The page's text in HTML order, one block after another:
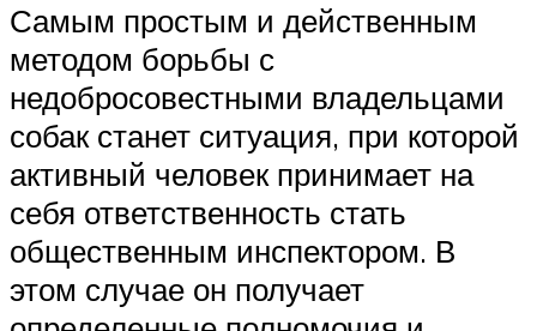
Самым простым и действенным
методом борьбы с
недобросовестными владельцами
собак станет ситуация, при которой
активный человек принимает на
себя ответственность стать
общественным инспектором. В
этом случае он получает